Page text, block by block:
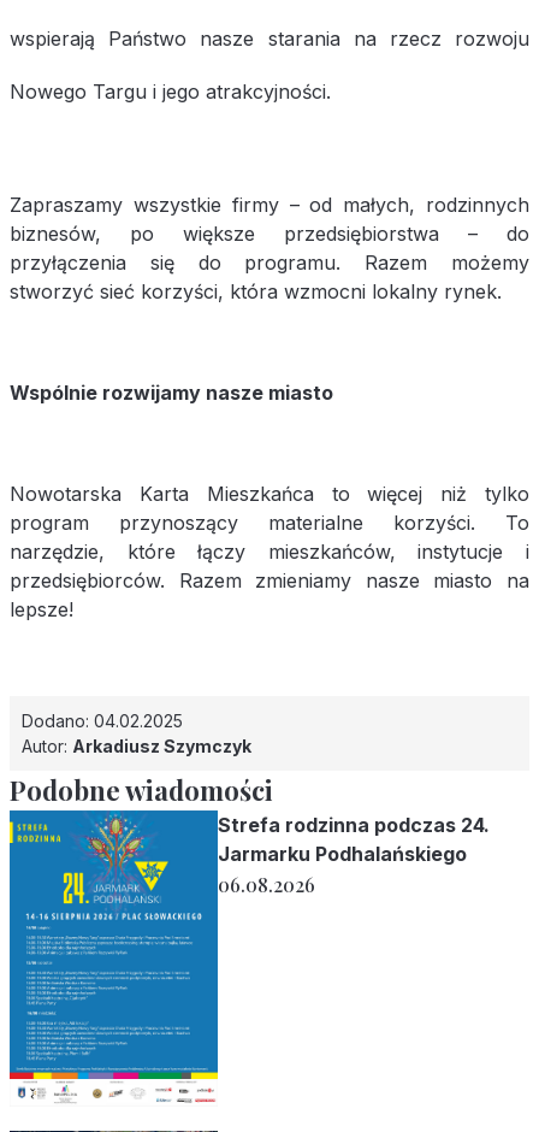
wspierają Państwo nasze starania na rzecz rozwoju
Nowego Targu i jego atrakcyjności.
Zapraszamy wszystkie firmy – od małych, rodzinnych
biznesów, po większe przedsiębiorstwa – do
przyłączenia się do programu. Razem możemy
stworzyć sieć korzyści, która wzmocni lokalny rynek.
Wspólnie rozwijamy nasze miasto
Nowotarska Karta Mieszkańca to więcej niż tylko
program przynoszący materialne korzyści. To
narzędzie, które łączy mieszkańców, instytucje i
przedsiębiorców. Razem zmieniamy nasze miasto na
lepsze!
Dodano: 04.02.2025
Autor: Arkadiusz Szymczyk
Podobne wiadomości
Strefa rodzinna podczas 24.
Jarmarku Podhalańskiego
06.08.2026